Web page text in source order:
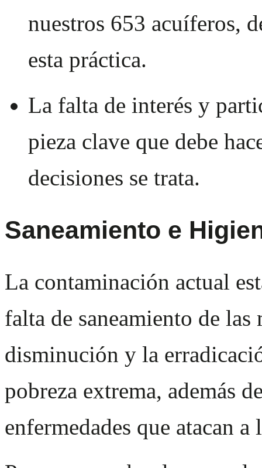
nuestros 653 acuíferos,
esta práctica.
La falta de interés y
pieza clave que debe
decisiones se trata.
Saneamiento e
La contaminación actual
falta de saneamiento de
disminución y la
pobreza extrema, además
enfermedades que atacan